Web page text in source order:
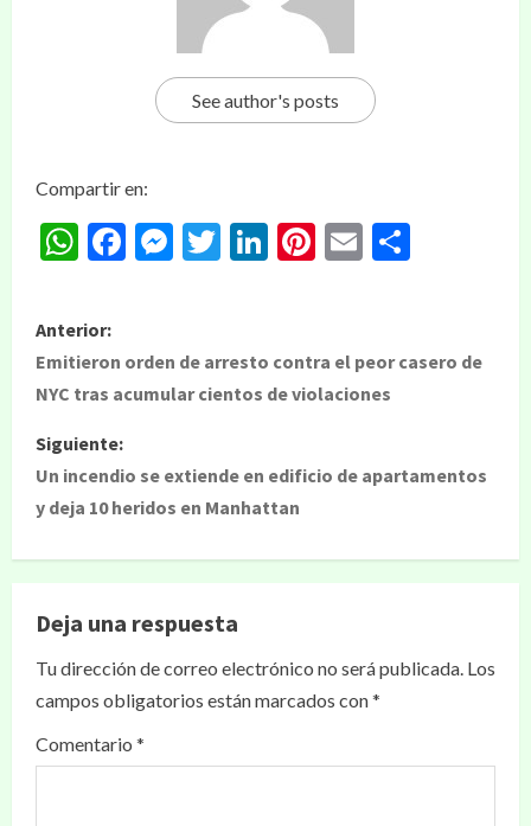
See author's posts
Compartir en:
WhatsApp
Facebook
Messenger
Twitter
LinkedIn
Pinterest
Email
Anterior:
Emitieron orden de arresto contra el peor casero de
NYC tras acumular cientos de violaciones
Siguiente:
Un incendio se extiende en edificio de apartamentos
y deja 10 heridos en Manhattan
Deja una respuesta
Tu dirección de correo electrónico no será publicada. Los
campos obligatorios están marcados con*
Comentario *